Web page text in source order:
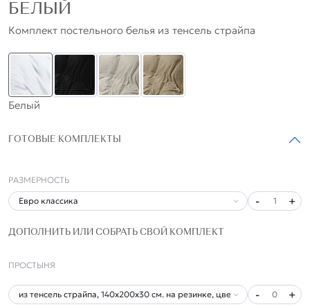
БЕЛЫЙ
Комплект постельного белья из тенсель страйпа
Белый
ГОТОВЫЕ КОМПЛЕКТЫ
РАЗМЕРНОСТЬ
- 1 +
ДОПОЛНИТЬ ИЛИ СОБРАТЬ СВОЙ КОМПЛЕКТ
ПРОСТЫНЯ
- 0 +